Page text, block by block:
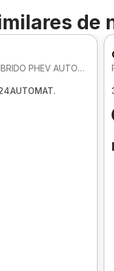
de
PRO 7L 1.5 TURBO HIBRIDO PHEV AUTOMATICO
AUTOMAT.